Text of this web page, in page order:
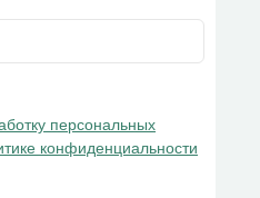
персональных
конфиденциальности